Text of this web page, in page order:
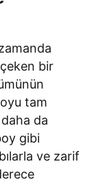
bir
tam
da
gibi
ve zarif